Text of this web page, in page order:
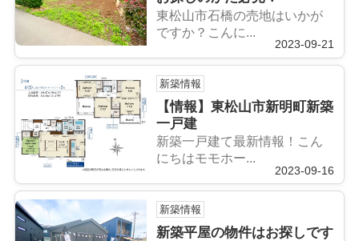
東松山市石橋の売地はいかが
ですか？こんに...
2023-09-21
新築情報
【情報】東松山市新明町新築
一戸建
新築一戸建て最新情報！こん
にちはモモホー...
2023-09-16
新築情報
新築平屋の物件はお探しです